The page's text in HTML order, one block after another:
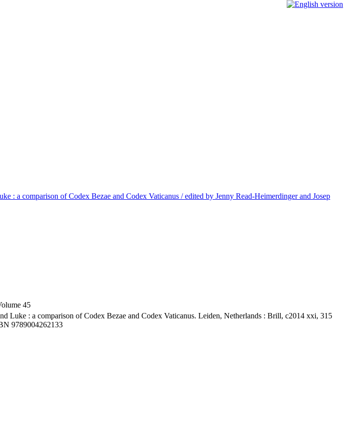
: a comparison of Codex Bezae and Codex Vaticanus / edited by Jenny Read-Heimerdinger and Josep
45
Luke : a comparison of Codex Bezae and Codex Vaticanus. Leiden, Netherlands : Brill, c2014 xxi, 315
9789004262133